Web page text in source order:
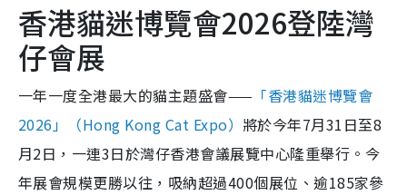
香港貓迷博覽會2026登陸灣
仔會展
一年一度全港最大的貓主題盛會—— 「香港貓迷博覽會
2026」（Hong Kong Cat Expo） 將於今年7月31日至8
月2日，一連3日於灣仔香港會議展覽中心隆重舉行。今
年展會規模更勝以往，吸納超過400個展位、逾185家參